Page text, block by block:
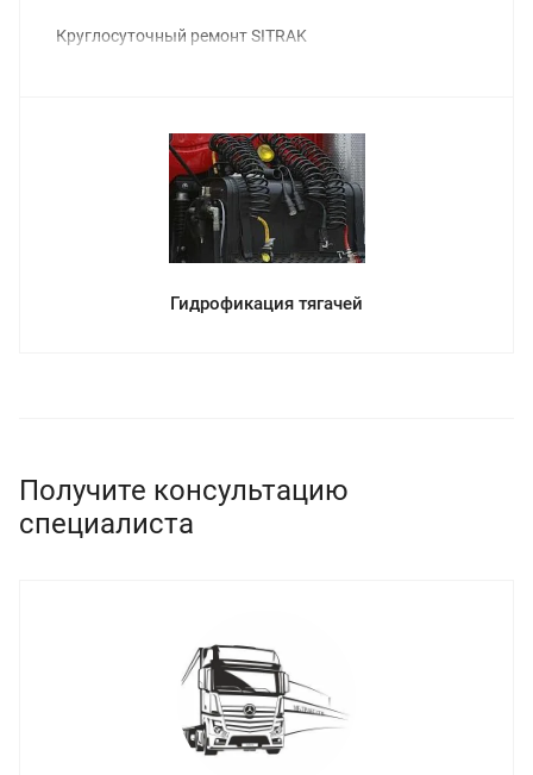
Круглосуточный ремонт SITRAK
Гидрофикация тягачей
Получите консультацию
специалиста